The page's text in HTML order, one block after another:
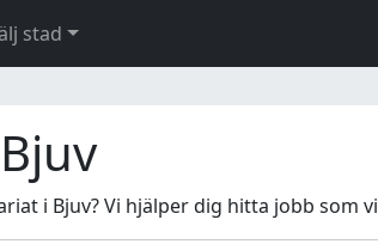
stad
i Bjuv? Vi hjälper dig hitta jobb som